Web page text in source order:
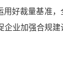
好裁量基准
业加强合规